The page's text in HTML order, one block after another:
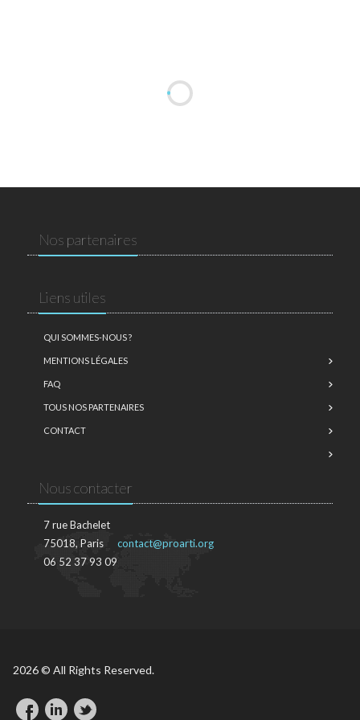
Nos partenaires
Liens utiles
QUI SOMMES-NOUS ?
MENTIONS LÉGALES
FAQ
TOUS NOS PARTENAIRES
CONTACT
Nous contacter
7 rue Bachelet
75018, Paris
06 52 37 93 09
contact@proarti.org
2026 © All Rights Reserved.